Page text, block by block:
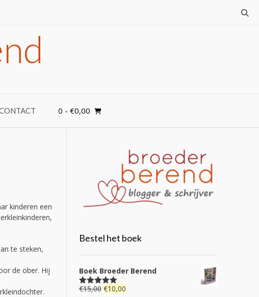
0 - €0,00
kinderen een
te steken,
de ober. Hij
Bestel het boek
Boek Broeder Berend
Gewaardeerd
€15,00 Oorspronkelijke
€10,00Huidige